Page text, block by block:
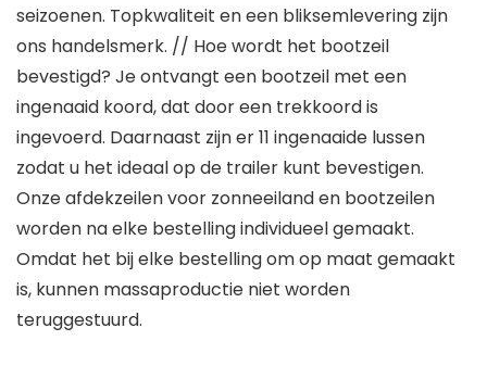
seizoenen. Topkwaliteit en een bliksemlevering zijn
ons handelsmerk. // Hoe wordt het bootzeil
bevestigd? Je ontvangt een bootzeil met een
ingenaaid koord, dat door een trekkoord is
ingevoerd. Daarnaast zijn er 11 ingenaaide lussen
zodat u het ideaal op de trailer kunt bevestigen.
Onze afdekzeilen voor zonneeiland en bootzeilen
worden na elke bestelling individueel gemaakt.
Omdat het bij elke bestelling om op maat gemaakt
is, kunnen massaproductie niet worden
teruggestuurd.